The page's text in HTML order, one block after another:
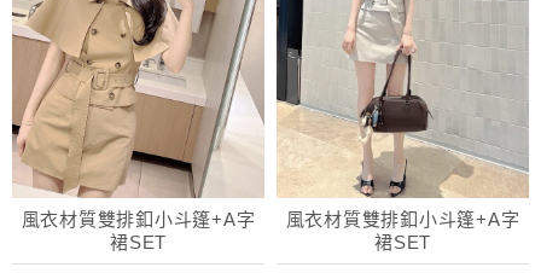
風衣材質雙排釦小斗篷+A字
裙SET
風衣材質雙排釦小斗篷+A字
裙SET